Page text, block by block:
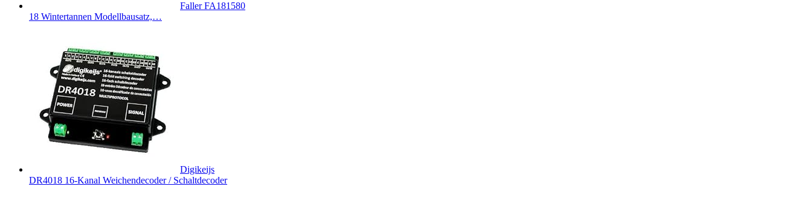
Faller FA181580
18 Wintertannen Modellbausatz,…
Digikeijs
DR4018 16-Kanal Weichendecoder / Schaltdecoder